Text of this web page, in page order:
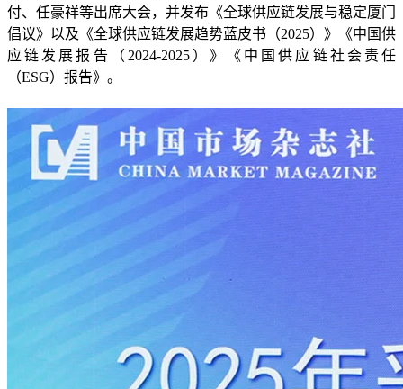
付、任豪祥等出席大会，并发布《全球供应链发展与稳定厦门
倡议》以及《全球供应链发展趋势蓝皮书（2025）》《中国供
应链发展报告（2024-2025）》《中国供应链社会责任
（ESG）报告》。